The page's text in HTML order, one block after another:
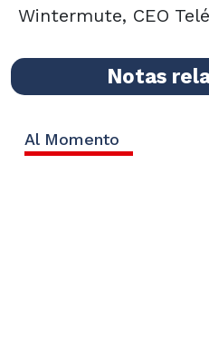
Wintermute, CEO
Notas
Al Momento